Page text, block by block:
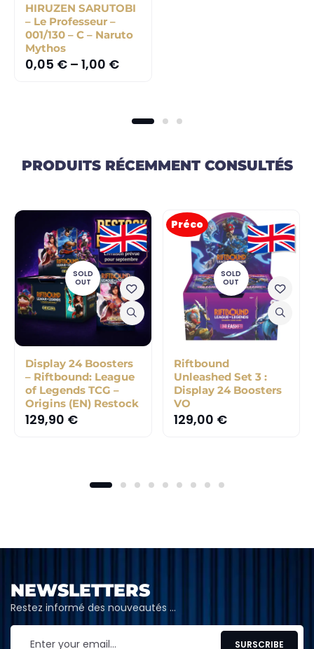
HIRUZEN SARUTOBI
– Le Professeur –
001/130 – C – Naruto
Mythos
0,05 € – 1,00 €
PRODUITS RÉCEMMENT CONSULTÉS
SOLD
OUT
Display 24 Boosters
– Riftbound: League
of Legends TCG –
Origins (EN) Restock
129,90 €
Préco
SOLD
OUT
Riftbound
Unleashed Set 3 :
Display 24 Boosters
VO
129,00 €
NEWSLETTERS
Restez informé des nouveautés …